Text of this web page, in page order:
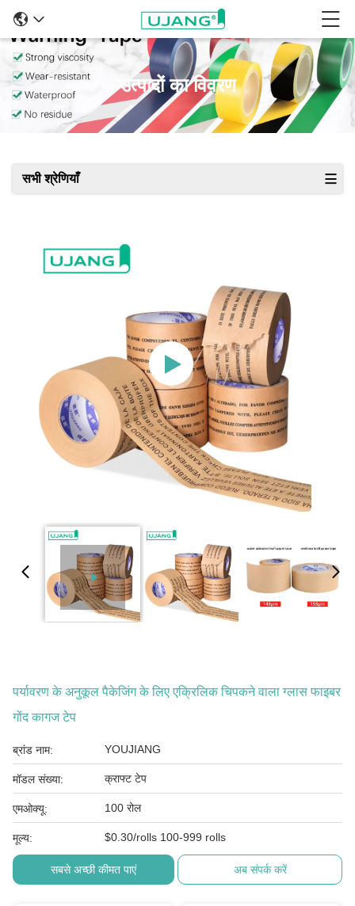
उत्पादों का विवरण
सभी श्रेणियाँ
पर्यावरण के अनुकूल पैकेजिंग के लिए एक्रिलिक चिपकने वाला ग्लास फाइबर
गोंद कागज टेप
ब्रांड नाम: YOUJIANG
मॉडल संख्या: क्राफ्ट टेप
एमओक्यू: 100 रोल
मूल्य: $0.30/rolls 100-999 rolls
सबसे अच्छी कीमत पाएं अब संपर्क करें